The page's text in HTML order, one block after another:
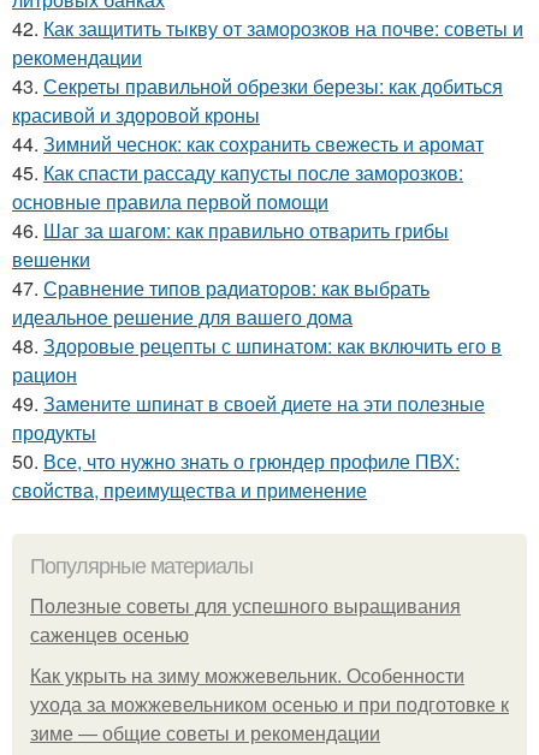
42. Как защитить тыкву от заморозков на почве: советы и
рекомендации
43. Секреты правильной обрезки березы: как добиться
красивой и здоровой кроны
44. Зимний чеснок: как сохранить свежесть и аромат
45. Как спасти рассаду капусты после заморозков:
основные правила первой помощи
46. Шаг за шагом: как правильно отварить грибы
вешенки
47. Сравнение типов радиаторов: как выбрать
идеальное решение для вашего дома
48. Здоровые рецепты с шпинатом: как включить его в
рацион
49. Замените шпинат в своей диете на эти полезные
продукты
50. Все, что нужно знать о грюндер профиле ПВХ:
свойства, преимущества и применение
Популярные материалы
Полезные советы для успешного выращивания
саженцев осенью
Как укрыть на зиму можжевельник. Особенности
ухода за можжевельником осенью и при подготовке к
зиме — общие советы и рекомендации